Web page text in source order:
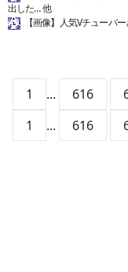
出した… 他
【画像】人気Vチューバ
1 ... 616
1
... 616